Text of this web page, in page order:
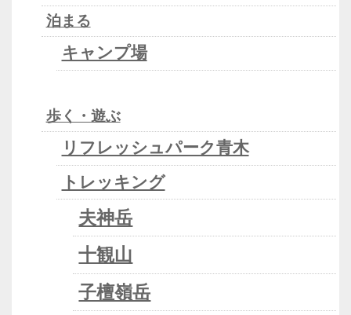
泊まる
キャンプ場
歩く・遊ぶ
リフレッシュパーク青木
トレッキング
夫神岳
十観山
子檀嶺岳